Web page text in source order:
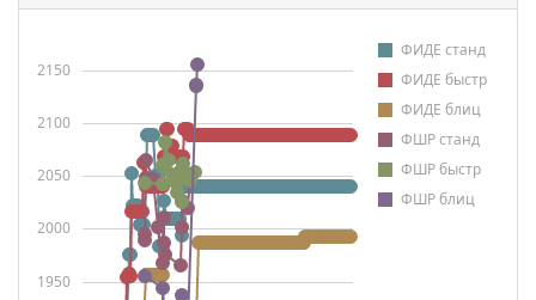
ФИДЕ станд
ФИДЕ быстр
ФИДЕ блиц
ФШР станд
ФШР быстр
ФШР блиц
1950
2000
2050
2100
2150